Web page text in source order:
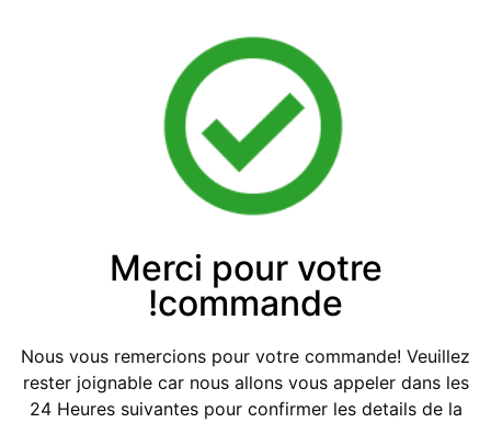
Merci pour votre
commande!
Nous vous remercions pour votre commande! Veuillez
rester joignable car nous allons vous appeler dans les
24 Heures suivantes pour confirmer les details de la